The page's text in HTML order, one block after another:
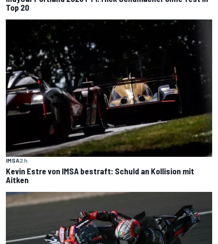
Top 20
IMSA2 h
Kevin Estre von IMSA bestraft: Schuld an Kollision mit
Aitken